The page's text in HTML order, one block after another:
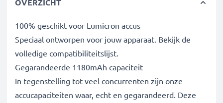
OVERZICHT
100% geschikt voor Lumicron accus
Speciaal ontworpen voor jouw apparaat. Bekijk de
volledige compatibiliteitslijst.
Gegarandeerde 1180mAh capaciteit
In tegenstelling tot veel concurrenten zijn onze
accucapaciteiten waar, echt en gegarandeerd. Deze